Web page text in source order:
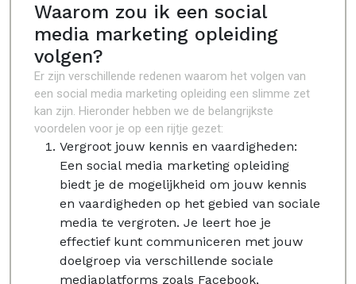
Waarom zou ik een social
media marketing opleiding
volgen?
Er zijn verschillende redenen waarom het volgen van
een social media marketing opleiding een slimme zet
kan zijn. Hieronder hebben we de belangrijkste
voordelen voor je op een rijtje gezet:
Vergroot jouw kennis en vaardigheden:
Een social media marketing opleiding
biedt je de mogelijkheid om jouw kennis
en vaardigheden op het gebied van sociale
media te vergroten. Je leert hoe je
effectief kunt communiceren met jouw
doelgroep via verschillende sociale
mediaplatforms zoals Facebook,